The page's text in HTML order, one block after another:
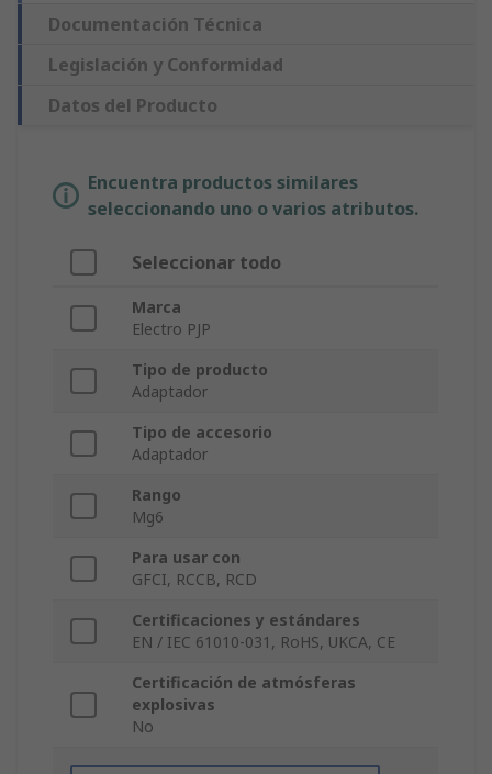
Documentación Técnica
Legislación y Conformidad
Datos del Producto
Encuentra productos similares
seleccionando uno o varios atributos.
Seleccionar todo
Marca
Electro PJP
Tipo de producto
Adaptador
Tipo de accesorio
Adaptador
Rango
Mg6
Para usar con
GFCI, RCCB, RCD
Certificaciones y estándares
EN / IEC 61010-031, RoHS, UKCA, CE
Certificación de atmósferas
explosivas
No